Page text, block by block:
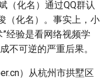
（化名）通过QQ群认
（化名）。事实上，小
经验是看网络视频学
不可逆的严重后果。
）从杭州市拱墅区